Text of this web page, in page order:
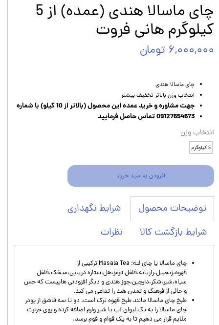
چای ماسالا هندی (عمده) از 5
کیلوگرم هانی فروت
۶,۰۰۰,۰۰۰ تومان
چای ماسالا هندی
انتخاب وزن بالاتر تخفیف بیشتر
جهت مشاوره و خرید عمده این محصول (بالاتر از 10 کیلو) با شماره
09127654673 تماس حاصل فرمایید
انتخاب وزن
5 کیلوگرم
افزودن به سبد خرید
توضیحات محصول
شرایط نگهداری
شرایط بازگشت کالا
نظرات
چای ماسالا یا چای لته: Masala Tea ترکیبی از
قهوه،زنجبیل،رازیانه،فلفل قرمز،هل،ستاره دریایی،میخک،فلفل‌
سیاه،شیر،شکر،دارچین،جوز هندی و دیگر افزودنی هاییست که حس
و حالی از فرهنگ و تمدن هند را تداعی می کند.
طبخ چای ماسالا مانند طبخ قهوه ترک است. دو تا سه قاشق از پودر
چای ماسالا را به یک لیوان آب یا شیر ولرم اضافه کرده و روی حرارت
ملایم قرار می دهیم تا به یک قوام و فوم برسد.